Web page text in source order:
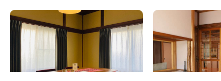
甲府B邸
山梨県 戸建て
【駅徒歩12分】山梨の中心繁華街にあるジ
ャズバー隣接の家
この家からの距離 28km
神奈川県 戸建て
【まるっと貸切専用
で、何もしない時間
この家からの距離 29km